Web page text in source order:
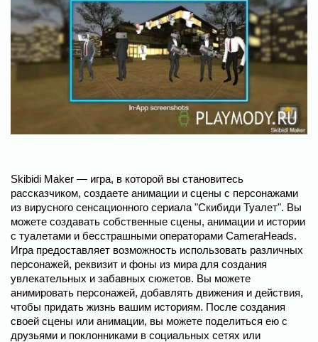
Skibidi Maker — игра, в которой вы становитесь
рассказчиком, создаете анимации и сцены с персонажами
из вирусного сенсационного сериала "Скибиди Туалет". Вы
можете создавать собственные сцены, анимации и истории
с туалетами и бесстрашными операторами CameraHeads.
Игра предоставляет возможность использовать различных
персонажей, реквизит и фоны из мира для создания
увлекательных и забавных сюжетов. Вы можете
анимировать персонажей, добавлять движения и действия,
чтобы придать жизнь вашим историям. После создания
своей сцены или анимации, вы можете поделиться ею с
друзьями и поклонниками в социальных сетях или